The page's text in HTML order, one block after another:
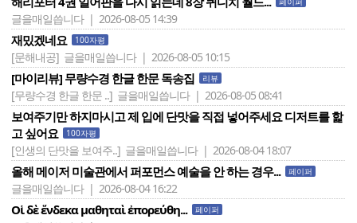
글을매일씁니다 | 2026-08-05 14:39
재밌겠네요 100자평
[문해내공] 글을매일씁니다 | 2026-08-05 10:15
[마이리뷰] 무량수경 한글 한문 독송집 리뷰
[무량수경 한글 한문 ..] 글을매일씁니다 | 2026-08-05 08:41
보여주기만 하지마시고 제 입에 단맛을 직접 넣어주세요 디저트를 핥
고 싶어요
100자평
[인생의 단맛을 보여주..] 글을매일씁니다 | 2026-08-04 18:07
올해 메이저 미술관에서 퍼포먼스 예술을 안 하는 경우... 페이퍼
글을매일씁니다 | 2026-08-04 16:22
Οἱ δὲ ἕνδεκα μαθηταὶ ἐπορεύθη... 페이퍼